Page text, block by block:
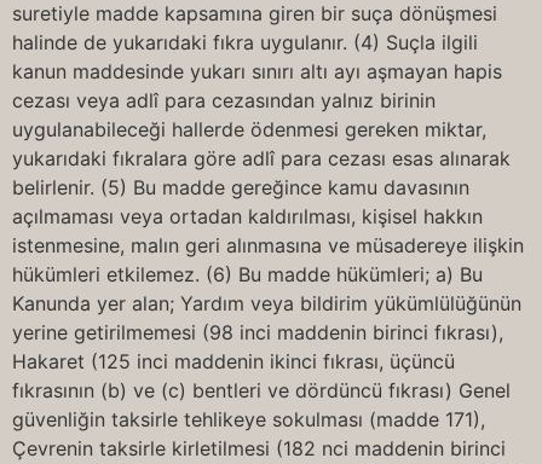
suretiyle madde kapsamına giren bir suça dönüşmesi
halinde de yukarıdaki fıkra uygulanır. (4) Suçla ilgili
kanun maddesinde yukarı sınırı altı ayı aşmayan hapis
cezası veya adlî para cezasından yalnız birinin
uygulanabileceği hallerde ödenmesi gereken miktar,
yukarıdaki fıkralara göre adlî para cezası esas alınarak
belirlenir. (5) Bu madde gereğince kamu davasının
açılmaması veya ortadan kaldırılması, kişisel hakkın
istenmesine, malın geri alınmasına ve müsadereye ilişkin
hükümleri etkilemez. (6) Bu madde hükümleri; a) Bu
Kanunda yer alan; Yardım veya bildirim yükümlülüğünün
yerine getirilmemesi (98 inci maddenin birinci fıkrası),
Hakaret (125 inci maddenin ikinci fıkrası, üçüncü
fıkrasının (b) ve (c) bentleri ve dördüncü fıkrası) Genel
güvenliğin taksirle tehlikeye sokulması (madde 171),
Çevrenin taksirle kirletilmesi (182 nci maddenin birinci